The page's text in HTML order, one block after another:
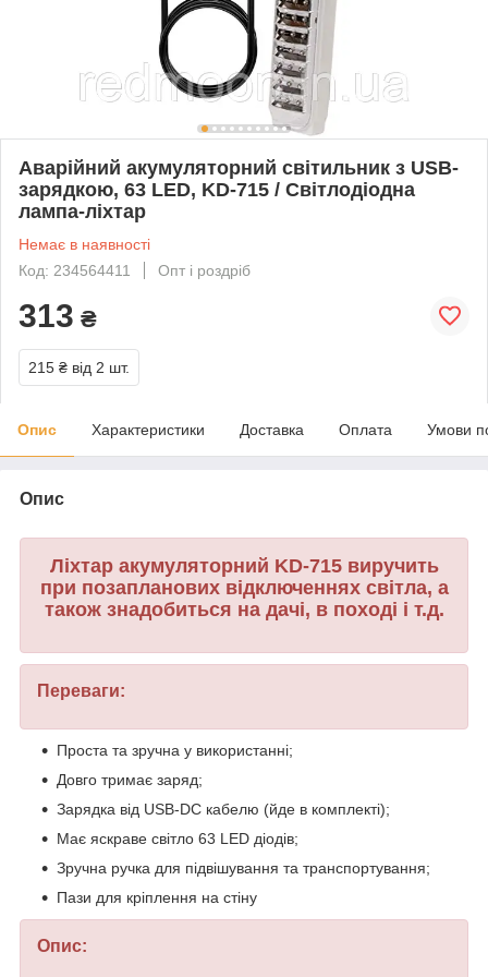
Аварійний акумуляторний світильник з USB-
зарядкою, 63 LED, KD-715 / Світлодіодна
лампа-ліхтар
Немає в наявності
Код: 234564411
Опт і роздріб
313 ₴
215 ₴ від 2 шт.
Опис Характеристики Доставка Оплата Умови
Опис
Ліхтар акумуляторний KD-715 виручить
при позапланових відключеннях світла, а
також знадобиться на дачі, в поході і т.д.
Переваги:
Проста та зручна у використанні;
Довго тримає заряд;
Зарядка від USB-DC кабелю (йде в комплекті);
Має яскраве світло 63 LED діодів;
Зручна ручка для підвішування та транспортування;
Пази для кріплення на стіну
Опис: